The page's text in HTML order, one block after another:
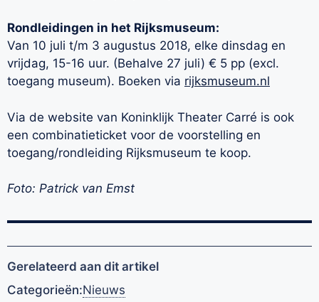
Rondleidingen in het Rijksmuseum:
Van 10 juli t/m 3 augustus 2018, elke dinsdag en
vrijdag, 15-16 uur. (Behalve 27 juli) € 5 pp (excl.
toegang museum). Boeken via rijksmuseum.nl
Via de website van Koninklijk Theater Carré is ook
een combinatieticket voor de voorstelling en
toegang/rondleiding Rijksmuseum te koop.
Foto: Patrick van Emst
Gerelateerd aan dit artikel
Categorieën:Nieuws